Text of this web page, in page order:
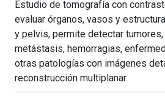
Estudio de tomografía con
evaluar órganos, vasos y
y pelvis, permite detectar
metástasis, hemorragias,
otras patologías con imágenes
reconstrucción multiplanar.